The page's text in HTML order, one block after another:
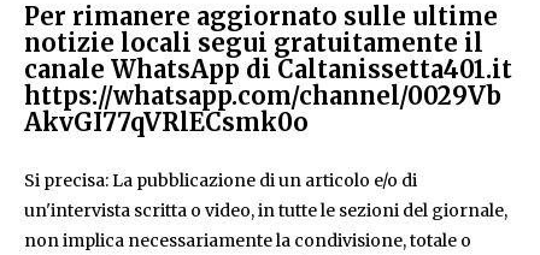
Per rimanere aggiornato sulle ultime
notizie locali segui gratuitamente il
canale WhatsApp di Caltanissetta401.it
https://whatsapp.com/channel/0029Vb
AkvGI77qVRlECsmk0o
Si precisa: La pubblicazione di un articolo e/o di
un'intervista scritta o video, in tutte le sezioni del giornale,
non implica necessariamente la condivisione, totale o